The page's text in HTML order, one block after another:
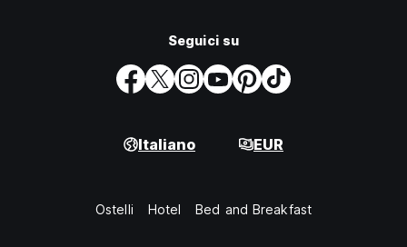
Seguici su
Italiano EUR
Ostelli Hotel Bed and Breakfast